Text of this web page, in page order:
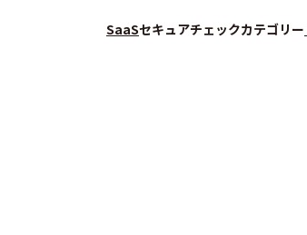
SaaSセキュアチェックカテゴリー